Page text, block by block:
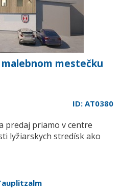
mestečku
ID: AT0380
predaj priamo v centre
lyžiarskych stredísk ako